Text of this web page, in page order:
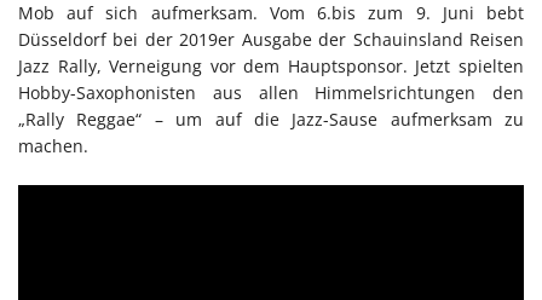
Mob auf sich aufmerksam. Vom 6.bis zum 9. Juni bebt
Düsseldorf bei der 2019er Ausgabe der Schauinsland Reisen
Jazz Rally, Verneigung vor dem Hauptsponsor. Jetzt spielten
Hobby-Saxophonisten aus allen Himmelsrichtungen den
„Rally Reggae“ – um auf die Jazz-Sause aufmerksam zu
machen.